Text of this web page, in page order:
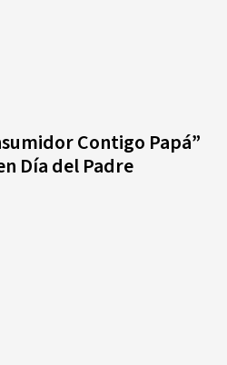
Contigo Papá”
Día del Padre